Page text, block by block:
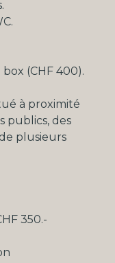
(CHF 400).
à proximité
publics, des
plusieurs
350.-